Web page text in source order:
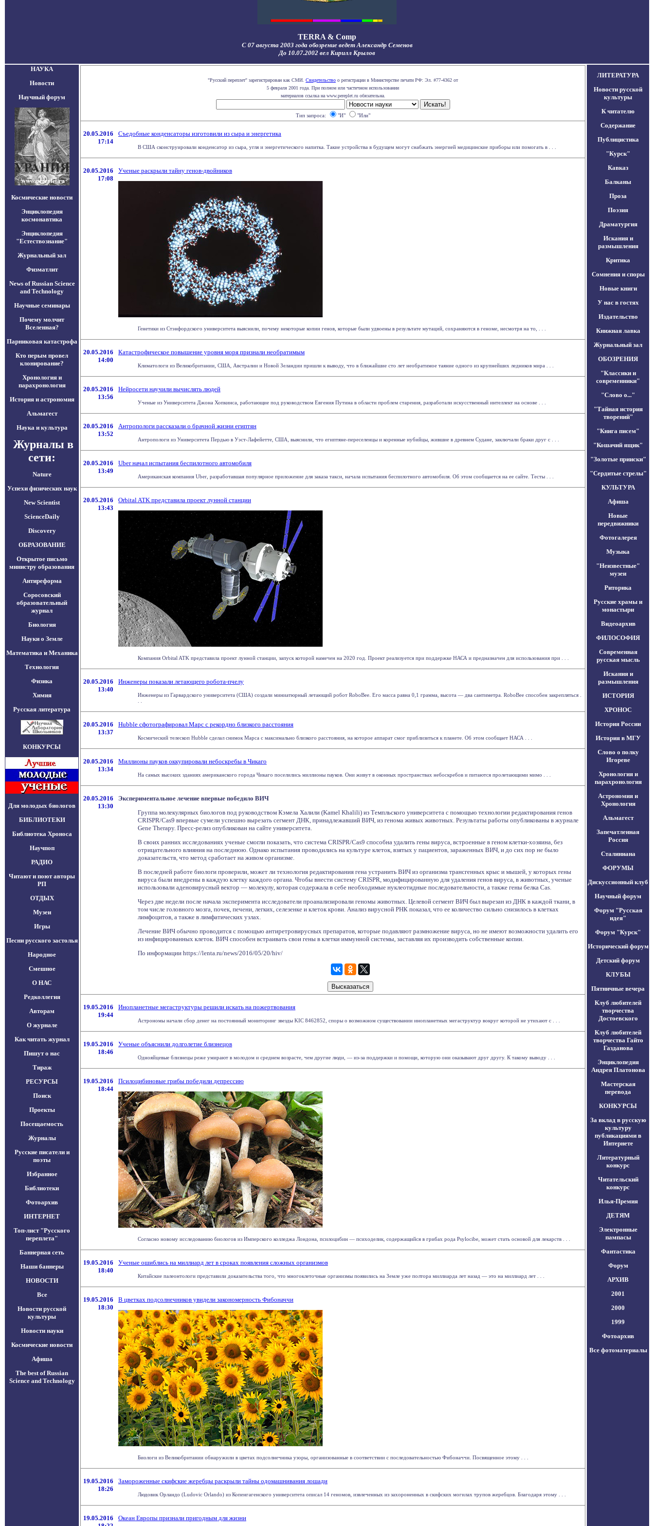
TERRA & Comp
С 07 августа 2003 года обозрение ведет Александр Семенов
До 10.07.2002 вел Кирилл Крылов
НАУКА
Новости
Научный форум
Космические новости
Энциклопедия
космонавтика
Энциклопедия
"Естествознание"
Журнальный зал
Физматлит
News of Russian Science
and Technology
Научные семинары
Почему молчит
Вселенная?
Парниковая катастрофа
Кто перым провел
клонирование?
Хронология и
парахронология
История и астрономия
Альмагест
Наука и культура
Журналы в
сети:
Nature
Успехи физических наук
New Scientist
ScienceDaily
Discovery
ОБРАЗОВАНИЕ
Открытое письмо
министру образования
Антиреформа
Соросовский
образовательный
журнал
Биология
Науки о Земле
Математика и Механика
Технология
Физика
Химия
Русская литература
КОНКУРСЫ
Для молодых биологов
БИБЛИОТЕКИ
Библиотека Хроноса
Научпоп
РАДИО
Читают и поют авторы
РП
ОТДЫХ
Музеи
Игры
Песни русского застолья
Народное
Смешное
О НАС
Редколлегия
Авторам
О журнале
Как читать журнал
Пишут о нас
Тираж
РЕСУРСЫ
Поиск
Проекты
Посещаемость
Журналы
Русские писатели и
поэты
Избранное
Библиотеки
Фотоархив
ИНТЕРНЕТ
Топ-лист "Русского
переплета"
Баннерная сеть
Наши баннеры
НОВОСТИ
Все
Новости русской
культуры
Новости науки
Космические новости
Афиша
The best of Russian
Science and Technology
"Русский переплет" зарегистрирован как СМИ. Свидетельство о регистрации в Министерстве печати РФ: Эл. #77-4362 от
5 февраля 2001 года. При полном или частичном использовании
материалов ссылка на www.pereplet.ru обязательна.
Тип запроса: "И" "Или"
20.05.2016
17:14
Съедобные конденсаторы изготовили из сыра и энергетика
В США сконструировали конденсатор из сыра, угля и энергетического напитка. Такие устройства в будущем могут снабжать энергией медицинские приборы или помогать в . . .
20.05.2016
17:08
Ученые раскрыли тайну генов-двойников
Генетики из Стэнфордского университета выяснили, почему некоторые копии генов, которые были удвоены в результате мутаций, сохраняются в геноме, несмотря на то, . . .
20.05.2016
14:00
Катастрофическое повышение уровня моря признали необратимым
Климатологи из Великобритании, США, Австралии и Новой Зеландии пришли к выводу, что в ближайшие сто лет необратимое таяние одного из крупнейших ледников мира . . .
20.05.2016
13:56
Нейросети научили вычислять людей
Ученые из Университета Джона Хопкинса, работающие под руководством Евгения Путина в области проблем старения, разработали искусственный интеллект на основе . . .
20.05.2016
13:52
Антропологи рассказали о брачной жизни египтян
Антропологи из Университета Пердью в Уэст-Лафейетте, США, выяснили, что египтяне-переселенцы и коренные нубийцы, жившие в древнем Судане, заключали браки друг с . . .
20.05.2016
13:49
Uber начал испытания беспилотного автомобиля
Американская компания Uber, разработавшая популярное приложение для заказа такси, начала испытания беспилотного автомобиля. Об этом сообщается на ее сайте. Тесты . . .
20.05.2016
13:43
Orbital ATK представила проект лунной станции
Компания Orbital ATK представила проект лунной станции, запуск которой намечен на 2020 год. Проект реализуется при поддержке НАСА и предназначен для использования при . . .
20.05.2016
13:40
Инженеры показали летающего робота-пчелу
Инженеры из Гарвардского университета (США) создали миниатюрный летающий робот RoboBee. Его масса равна 0,1 грамма, высота — два сантиметра. RoboBee способен закрепляться .
20.05.2016
13:37
Hubble сфотографировал Марс с рекордно близкого расстояния
Космический телескоп Hubble сделал снимок Марса с максимально близкого расстояния, на которое аппарат смог приблизиться к планете. Об этом сообщает НАСА . . .
20.05.2016
13:34
Миллионы пауков оккупировали небоскребы в Чикаго
На самых высоких зданиях американского города Чикаго поселились миллионы пауков. Они живут в оконных пространствах небоскребов и питаются пролетающими мимо . . .
20.05.2016
13:30
Экспериментальное лечение впервые победило ВИЧ
Группа молекулярных биологов под руководством Кэмела Халили (Kamel Khalili) из Темпльского университета с помощью технологии редактирования генов
CRISPR/Cas9 впервые сумели успешно вырезать сегмент ДНК, принадлежавший ВИЧ, из генома живых животных. Результаты работы опубликованы в журнале
Gene Therapy. Пресс-релиз опубликован на сайте университета.
В своих ранних исследованиях ученые смогли показать, что система CRISPR/Cas9 способна удалить гены вируса, встроенные в геном клетки-хозяина, без
отрицательного влияния на последнюю. Однако испытания проводились на культуре клеток, взятых у пациентов, зараженных ВИЧ, и до сих пор не было
доказательств, что метод сработает на живом организме.
В последней работе биологи проверили, может ли технология редактирования гена устранить ВИЧ из организма трансгенных крыс и мышей, у которых гены
вируса были внедрены в каждую клетку каждого органа. Чтобы внести систему CRISPR, модифицированную для удаления генов вируса, в животных, ученые
использовали аденовирусный вектор — молекулу, которая содержала в себе необходимые нуклеотидные последовательности, а также гены белка Cas.
Через две недели после начала эксперимента исследователи проанализировали геномы животных. Целевой сегмент ВИЧ был вырезан из ДНК в каждой ткани, в
том числе головного мозга, почек, печени, легких, селезенке и клеток крови. Анализ вирусной РНК показал, что ее количество сильно снизилось в клетках
лимфоцитов, а также в лимфатических узлах.
Лечение ВИЧ обычно проводится с помощью антиретровирусных препаратов, которые подавляют размножение вируса, но не имеют возможности удалить его
из инфицированных клеток. ВИЧ способен встраивать свои гены в клетки иммунной системы, заставляя их производить собственные копии.
По информации https://lenta.ru/news/2016/05/20/hiv/
19.05.2016
19:44
Инопланетные мегаструктуры решили искать на пожертвования
Астрономы начали сбор денег на постоянный мониторинг звезды KIC 8462852, споры о возможном существовании инопланетных мегаструктур вокруг которой не утихают с . . .
19.05.2016
18:46
Ученые объяснили долголетие близнецов
Однояйцевые близнецы реже умирают в молодом и среднем возрасте, чем другие люди, — из-за поддержки и помощи, которую они оказывают друг другу. К такому выводу . . .
19.05.2016
18:44
Псилоцибиновые грибы победили депрессию
Согласно новому исследованию биологов из Имперского колледжа Лондона, псилоцибин — психоделик, содержащийся в грибах рода Psylocibe, может стать основой для лекарств . . .
19.05.2016
18:40
Ученые ошиблись на миллиард лет в сроках появления сложных организмов
Китайские палеонтологи представили доказательства того, что многоклеточные организмы появились на Земле уже полтора миллиарда лет назад — это на миллиард лет . . .
19.05.2016
18:30
В цветках подсолнечников увидели закономерность Фибоначчи
Биологи из Великобритании обнаружили в цветах подсолнечника узоры, организованные в соответствии с последовательностью Фибоначчи. Посвященное этому . . .
19.05.2016
18:26
Замороженные скифские жеребцы раскрыли тайны одомашнивания лошади
Людовик Орландо (Ludovic Orlando) из Копенгагенского университета описал 14 геномов, извлеченных из захороненных в скифских могилах трупов жеребцов. Благодаря этому . . .
19.05.2016
Океан Европы признали пригодным для жизни
ЛИТЕРАТУРА
Новости русской
культуры
К читателю
Содержание
Публицистика
"Курск"
Кавказ
Балканы
Проза
Поэзия
Драматургия
Искания и
размышления
Критика
Сомнения и споры
Новые книги
У нас в гостях
Издательство
Книжная лавка
Журнальный зал
ОБОЗРЕНИЯ
"Классики и
современники"
"Слово о..."
"Тайная история
творений"
"Книга писем"
"Кошачий ящик"
"Золотые прииски"
"Сердитые стрелы"
КУЛЬТУРА
Афиша
Новые
передвижники
Фотогалерея
Музыка
"Неизвестные"
музеи
Риторика
Русские храмы и
монастыри
Видеоархив
ФИЛОСОФИЯ
Современная
русская мысль
Искания и
размышления
ИСТОРИЯ
ХРОНОС
История России
История в МГУ
Слово о полку
Игореве
Хронология и
парахронология
Астрономия и
Хронология
Альмагест
Запечатленная
Россия
Сталиниана
ФОРУМЫ
Дискуссионный клуб
Научный форум
Форум "Русская
идея"
Форум "Курск"
Исторический форум
Детский форум
КЛУБЫ
Пятничные вечера
Клуб любителей
творчества
Достоевского
Клуб любителей
творчества Гайто
Газданова
Энциклопедия
Андрея Платонова
Мастерская
перевода
КОНКУРСЫ
За вклад в русскую
культуру
публикациями в
Интернете
Литературный
конкурс
Читательский
конкурс
Илья-Премия
ДЕТЯМ
Электронные
пампасы
Фантастика
Форум
АРХИВ
2001
2000
1999
Фотоархив
Все фотоматериалы